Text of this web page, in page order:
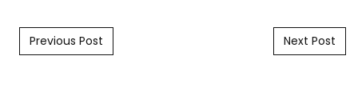
Post navigation
Previous Post Next Post